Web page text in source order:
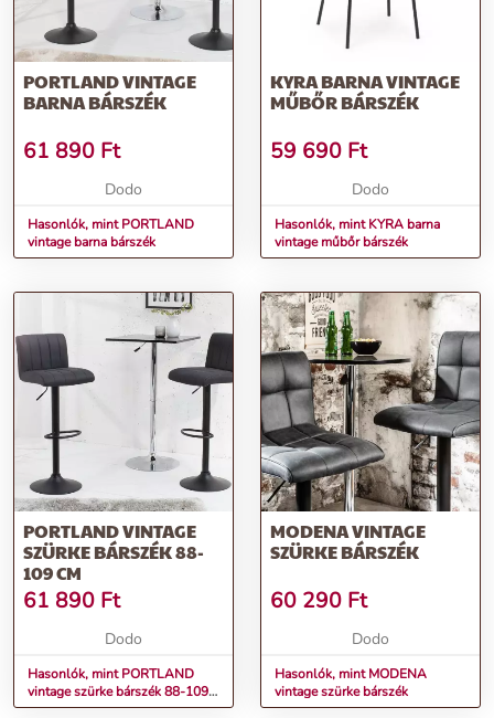
PORTLAND VINTAGE
BARNA BÁRSZÉK
61 890 Ft
Dodo
Hasonlók, mint PORTLAND
vintage barna bárszék
KYRA BARNA VINTAGE
MŰBŐR BÁRSZÉK
59 690 Ft
Dodo
Hasonlók, mint KYRA barna
vintage műbőr bárszék
PORTLAND VINTAGE
SZÜRKE BÁRSZÉK 88-
109 CM
61 890 Ft
Dodo
Hasonlók, mint PORTLAND
vintage szürke bárszék 88-109
cm
MODENA VINTAGE
SZÜRKE BÁRSZÉK
60 290 Ft
Dodo
Hasonlók, mint MODENA
vintage szürke bárszék